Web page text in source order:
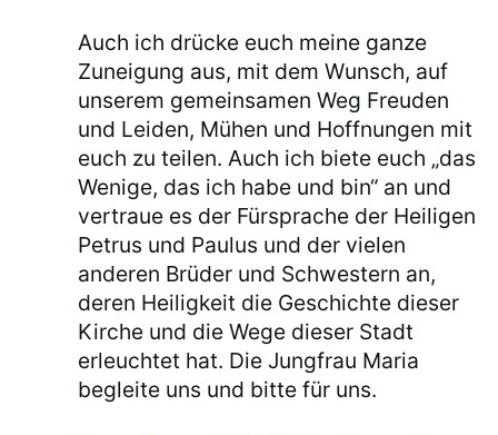
Auch ich drücke euch meine ganze
Zuneigung aus, mit dem Wunsch, auf
unserem gemeinsamen Weg Freuden
und Leiden, Mühen und Hoffnungen mit
euch zu teilen. Auch ich biete euch „das
Wenige, das ich habe und bin“ an und
vertraue es der Fürsprache der Heiligen
Petrus und Paulus und der vielen
anderen Brüder und Schwestern an,
deren Heiligkeit die Geschichte dieser
Kirche und die Wege dieser Stadt
erleuchtet hat. Die Jungfrau Maria
begleite uns und bitte für uns.